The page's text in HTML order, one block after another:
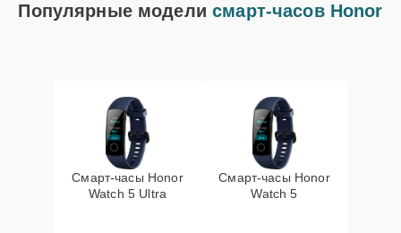
Популярные моделисмарт-часов Honor
Смарт-часы Honor
Watch 5 Ultra
Смарт-часы Honor
Watch 5